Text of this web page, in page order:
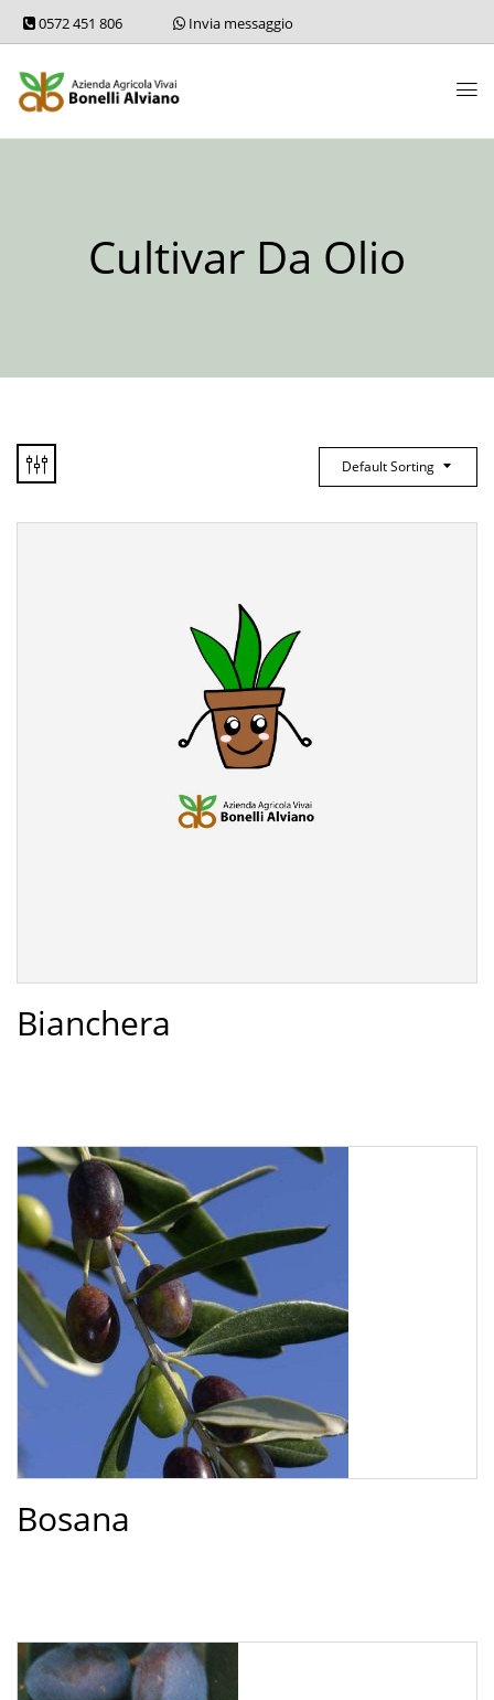
0572 451 806 Invia messaggio
Cultivar Da Olio
Default Sorting
Bianchera
Bosana